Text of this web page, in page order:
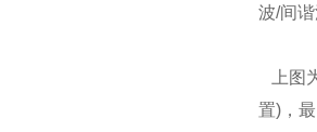
波/间
上图
置) ，